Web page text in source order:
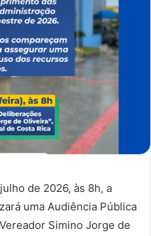
de 2026, às 8h, a
uma Audiência Pública
Simino Jorge de